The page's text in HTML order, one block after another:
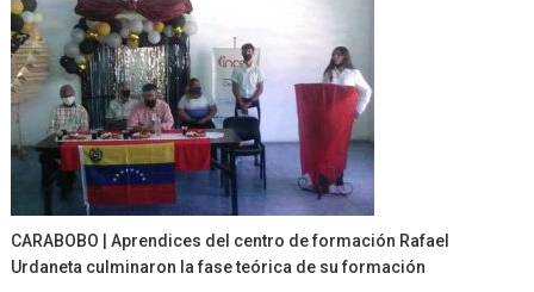
CARABOBO | Aprendices del centro de formación Rafael
Urdaneta culminaron la fase teórica de su formación